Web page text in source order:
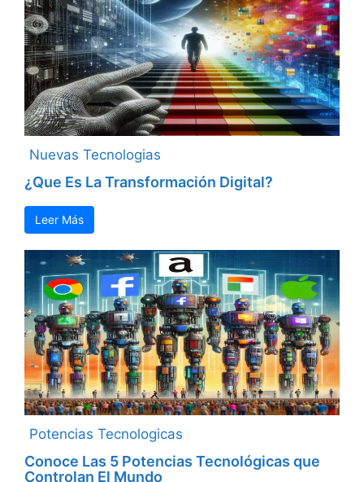
Nuevas Tecnologias
¿Que Es La Transformación Digital?
Leer Más
Potencias Tecnologicas
Conoce Las 5 Potencias Tecnológicas que
Controlan El Mundo